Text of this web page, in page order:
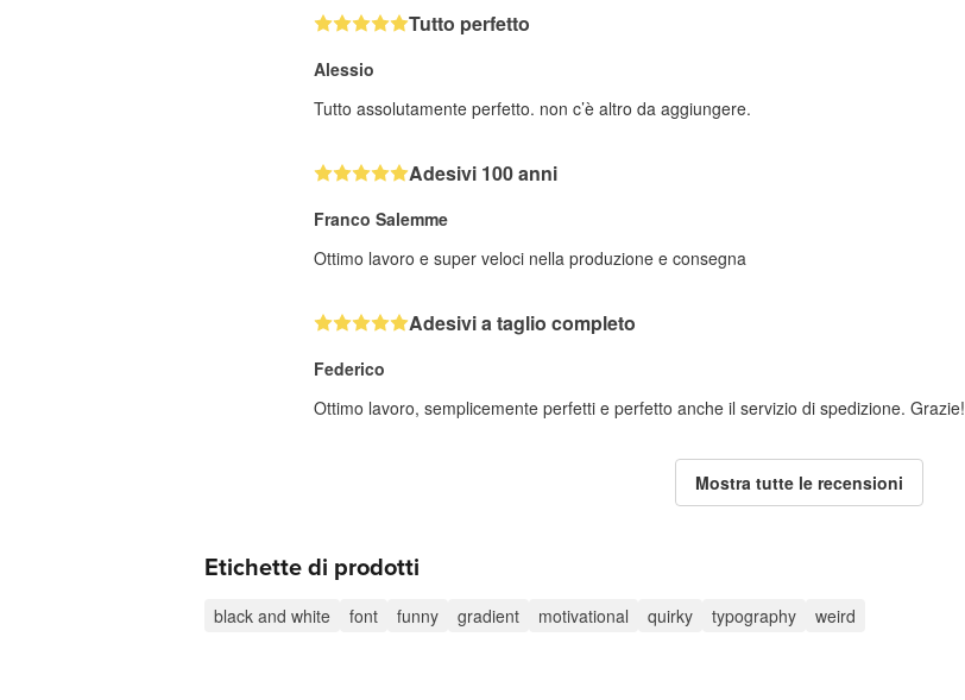
Tutto perfetto
Alessio
Tutto assolutamente perfetto. non c’è altro da aggiungere.
Adesivi 100 anni
Franco Salemme
Ottimo lavoro e super veloci nella produzione e consegna
Adesivi a taglio completo
Federico
Ottimo lavoro, semplicemente perfetti e perfetto anche il servizio di spedizione. Grazie!
Mostra tutte le recensioni
Etichette di prodotti
black and white font funny gradient motivational quirky typography weird